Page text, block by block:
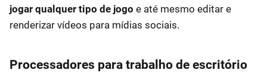
jogar qualquer tipo de jogo e até mesmo editar e
renderizar vídeos para mídias sociais.
Processadores para trabalho de escritório